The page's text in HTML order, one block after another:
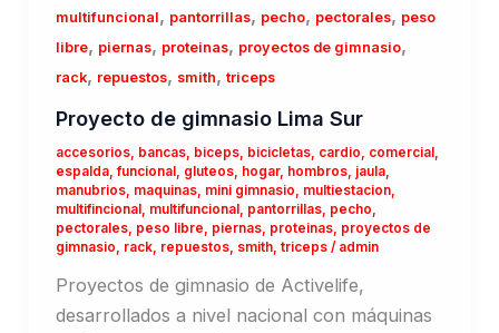
multifuncional, pantorrillas, pecho, pectorales, peso
libre, piernas, proteinas, proyectos de gimnasio,
rack, repuestos, smith, triceps
Proyecto de gimnasio Lima Sur
accesorios, bancas, biceps, bicicletas, cardio, comercial ,
espalda,funcional , gluteos, hogar, hombros, jaula,
manubrios, maquinas, mini gimnasio, multiestacion,
multifincional , multifuncional , pantorrillas, pecho,
pectorales, peso libre, piernas, proteinas, proyectos de
gimnasio, rack, repuestos, smith, triceps/ admin
Proyectos de gimnasio de Activelife,
desarrollados a nivel nacional con máquinas